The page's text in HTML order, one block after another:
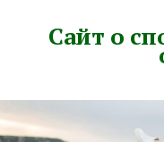
Сайт о